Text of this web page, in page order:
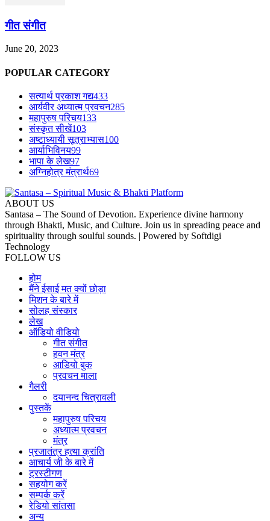
गीत संगीत
June 20, 2023
POPULAR CATEGORY
सत्यार्थ प्रकाश गद्य433
आर्यवीर अध्यात्म प्रवचन285
महापुरुष परिचय133
संस्कृत सीखें103
अष्टाध्यायी सूत्राभ्यास100
आर्याभिविनय99
भापा के लेख97
अग्निहोत्र मंत्रार्थ69
ABOUT US
Santasa – The Sound of Devotion. Experience divine harmony
through Bhakti, Music, and Culture. Join us in spreading peace and
spirituality through soulful sounds. | Powered by Softdigi
Technology
FOLLOW US
होम
मैंने ईसाई मत क्यों छोड़ा
मिशन के बारे में
सोलह संस्कार
लेख
ऑडियो वीडियो
गीत संगीत
हवन मंत्र
आडियो बुक
प्रवचन माला
गैलरी
दयानन्द चित्रावली
पुस्तकें
महापुरुष परिचय
अध्यात्म प्रवचन
मंत्र
प्रजातंत्र हत्या क्रांति
आचार्य जी के बारे में
ट्रस्टीगण
सहयोग करें
सम्पर्क करें
रेडियो सांतसा
अन्य